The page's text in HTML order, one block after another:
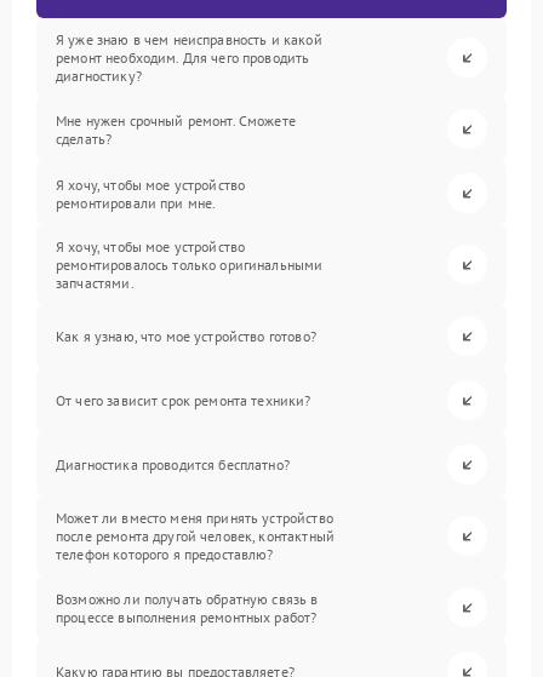
Я уже знаю в чем неисправность и какой
ремонт необходим. Для чего проводить
диагностику?
Мне нужен срочный ремонт. Сможете
сделать?
Я хочу, чтобы мое устройство
ремонтировали при мне.
Я хочу, чтобы мое устройство
ремонтировалось только оригинальными
запчастями.
Как я узнаю, что мое устройство готово?
От чего зависит срок ремонта техники?
Диагностика проводится бесплатно?
Может ли вместо меня принять устройство
после ремонта другой человек, контактный
телефон которого я предоставлю?
Возможно ли получать обратную связь в
процессе выполнения ремонтных работ?
Какую гарантию вы предоставляете?